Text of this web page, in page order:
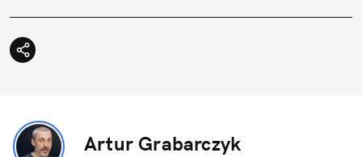
Artur Grabarczyk